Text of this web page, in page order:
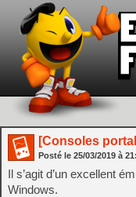
[Consoles
Posté le 25/03/2019 à
Il s’agit d’un excellent
Windows.